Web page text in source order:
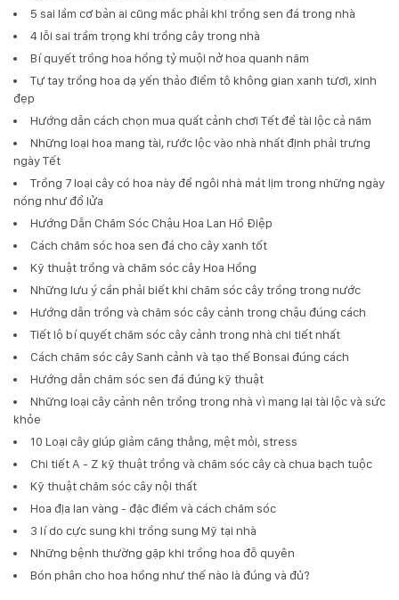
5 sai lầm cơ bản ai cũng mắc phải khi trồng sen đá trong nhà
4 lỗi sai trầm trọng khi trồng cây trong nhà
Bí quyết trồng hoa hồng tỷ muội nở hoa quanh năm
Tự tay trồng hoa dạ yến thảo điểm tô không gian xanh tươi, xinh
đẹp
Hướng dẫn cách chọn mua quất cảnh chơi Tết để tài lộc cả năm
Những loại hoa mang tài, rước lộc vào nhà nhất định phải trưng
ngày Tết
Trồng 7 loại cây có hoa này để ngôi nhà mát lịm trong những ngày
nóng như đổ lửa
Hướng Dẫn Chăm Sóc Chậu Hoa Lan Hồ Điệp
Cách chăm sóc hoa sen đá cho cây xanh tốt
Kỹ thuật trồng và chăm sóc cây Hoa Hồng
Những lưu ý cần phải biết khi chăm sóc cây trồng trong nước
Hướng dẫn trồng và chăm sóc cây cảnh trong chậu đúng cách
Tiết lộ bí quyết chăm sóc cây cảnh trong nhà chi tiết nhất
Cách chăm sóc cây Sanh cảnh và tạo thế Bonsai đúng cách
Hướng dẫn chăm sóc sen đá đúng kỹ thuật
Những loại cây cảnh nên trồng trong nhà vì mang lại tài lộc và sức
khỏe
10 Loại cây giúp giảm căng thẳng, mệt mỏi, stress
Chi tiết A - Z kỹ thuật trồng và chăm sóc cây cà chua bạch tuộc
Kỹ thuật chăm sóc cây nội thất
Hoa địa lan vàng - đặc điểm và cách chăm sóc
3 lí do cực sung khi trồng sung Mỹ tại nhà
Những bệnh thường gặp khi trồng hoa đỗ quyên
Bón phân cho hoa hồng như thế nào là đúng và đủ?